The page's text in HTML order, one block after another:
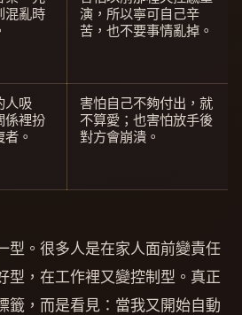
混亂時
演，所以寧可自己辛
苦，也不要事情亂掉。
人吸
係裡扮
。
害怕自己不夠付出，就
不算愛；也害怕放手後
對方會崩潰。
型。很多人是在家人面前變責任
型，在工作裡又變控制型。真正
籤，而是看見：當我又開始自動